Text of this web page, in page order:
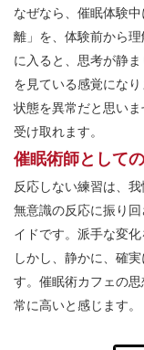
なぜなら、催眠体験
離」を、体験前から
に入ると、思考が静
を見ている感覚にな
状態を異常だと思い
受け取れます。
催眠術師として
反応しない練習は、
無意識の反応に振り
イドです。派手な変
しかし、静かに、確
す。催眠術カフェの
常に高いと感じます。